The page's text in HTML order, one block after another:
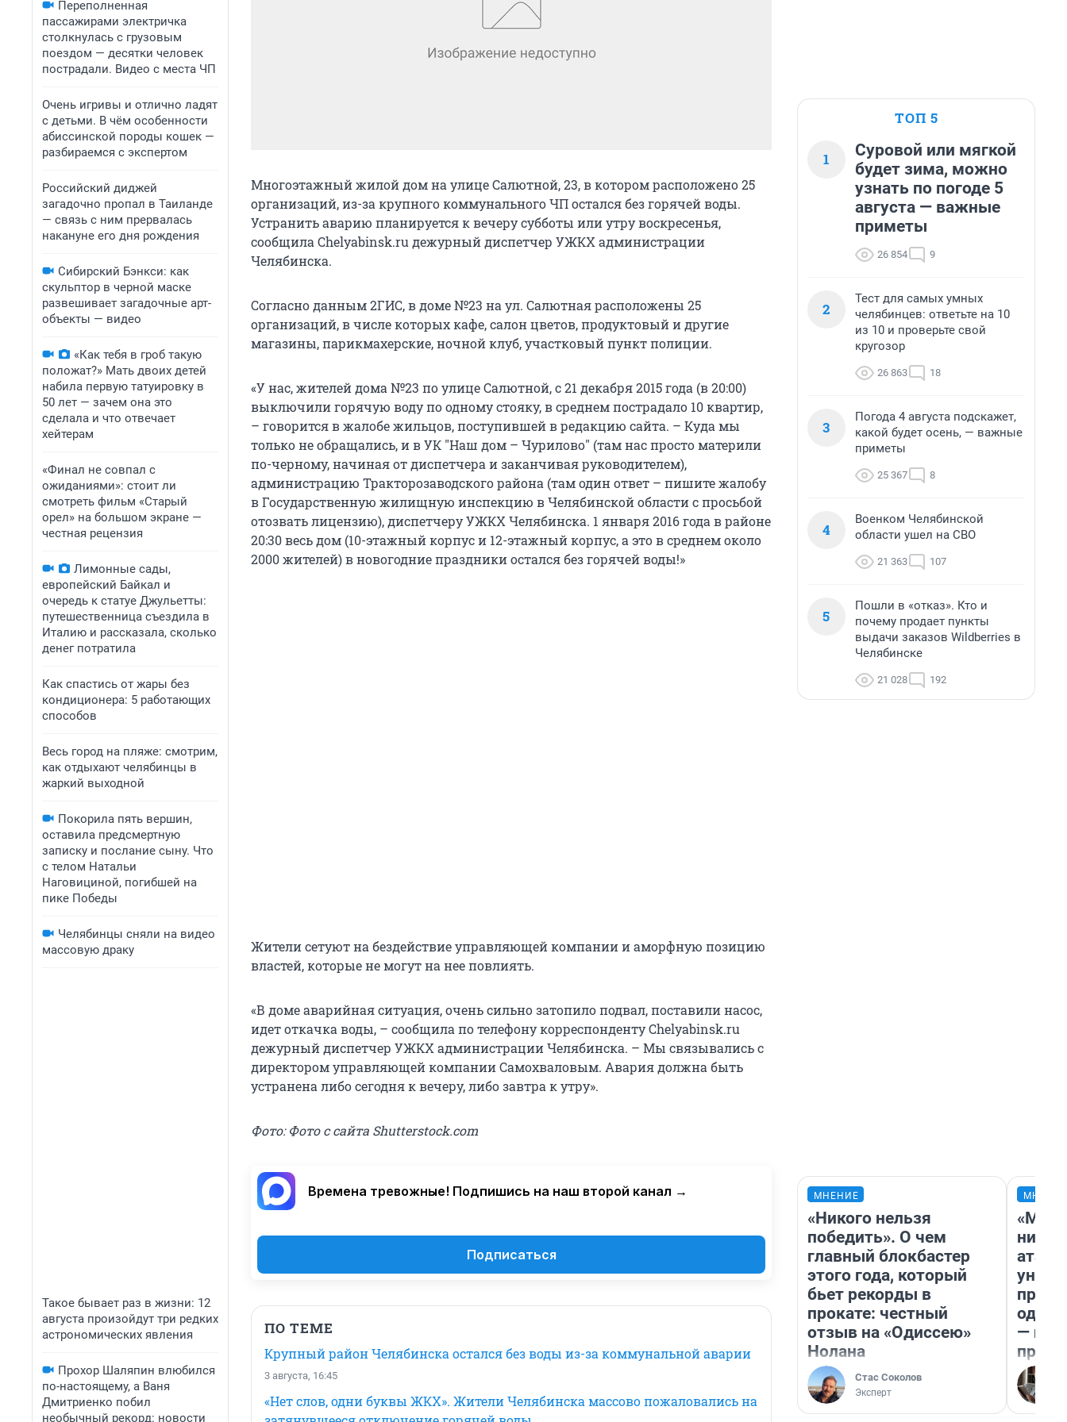
Переполненная
пассажирами электричка
столкнулась с грузовым
поездом — десятки человек
пострадали. Видео с места ЧП
Очень игривы и отлично ладят
с детьми. В чём особенности
абиссинской породы кошек —
разбираемся с экспертом
Российский диджей
загадочно пропал в Таиланде
— связь с ним прервалась
накануне его дня рождения
Сибирский Бэнкси: как
скульптор в черной маске
развешивает загадочные арт-
объекты — видео
«Как тебя в гроб такую
положат?» Мать двоих детей
набила первую татуировку в
50 лет — зачем она это
сделала и что отвечает
хейтерам
«Финал не совпал с
ожиданиями»: стоит ли
смотреть фильм «Старый
орел» на большом экране —
честная рецензия
Лимонные сады,
европейский Байкал и
очередь к статуе Джульетты:
путешественница съездила в
Италию и рассказала, сколько
денег потратила
Как спастись от жары без
кондиционера: 5 работающих
способов
Весь город на пляже: смотрим,
как отдыхают челябинцы в
жаркий выходной
Покорила пять вершин,
оставила предсмертную
записку и послание сыну. Что
с телом Натальи
Наговициной, погибшей на
пике Победы
Челябинцы сняли на видео
массовую драку
Такое бывает раз в жизни: 12
августа произойдут три редких
астрономических явления
Прохор Шаляпин влюбился
по-настоящему, а Ваня
Дмитриенко побил
необычный рекорд: новости
Многоэтажный жилой дом на улице Салютной, 23, в котором расположено 25
организаций, из-за крупного коммунального ЧП остался без горячей воды.
Устранить аварию планируется к вечеру субботы или утру воскресенья,
сообщила Chelyabinsk.ru дежурный диспетчер УЖКХ администрации
Челябинска.
Согласно данным 2ГИС, в доме №23 на ул. Салютная расположены 25
организаций, в числе которых кафе, салон цветов, продуктовый и другие
магазины, парикмахерские, ночной клуб, участковый пункт полиции.
«У нас, жителей дома №23 по улице Салютной, с 21 декабря 2015 года (в 20:00)
выключили горячую воду по одному стояку, в среднем пострадало 10 квартир,
– говорится в жалобе жильцов, поступившей в редакцию сайта. – Куда мы
только не обращались, и в УК "Наш дом – Чурилово" (там нас просто материли
по-черному, начиная от диспетчера и заканчивая руководителем),
администрацию Тракторозаводского района (там один ответ – пишите жалобу
в Государственную жилищную инспекцию в Челябинской области с просьбой
отозвать лицензию), диспетчеру УЖКХ Челябинска. 1 января 2016 года в районе
20:30 весь дом (10-этажный корпус и 12-этажный корпус, а это в среднем около
2000 жителей) в новогодние праздники остался без горячей воды!»
Жители сетуют на бездействие управляющей компании и аморфную позицию
властей, которые не могут на нее повлиять.
«В доме аварийная ситуация, очень сильно затопило подвал, поставили насос,
идет откачка воды, – сообщила по телефону корреспонденту Chelyabinsk.ru
дежурный диспетчер УЖКХ администрации Челябинска. – Мы связывались с
директором управляющей компании Самохваловым. Авария должна быть
устранена либо сегодня к вечеру, либо завтра к утру».
Фото: Фото с сайта Shutterstock.com
Времена тревожные! Подпишись на наш второй канал →
Подписаться
ПО ТЕМЕ
Крупный район Челябинска остался без воды из-за коммунальной аварии
3 августа, 16:45
«Нет слов, одни буквы ЖКХ». Жители Челябинска массово пожаловались на
ТОП 5
1
Суровой или мягкой
будет зима, можно
узнать по погоде 5
августа — важные
приметы
26 854 9
2
Тест для самых умных
челябинцев: ответьте на 10
из 10 и проверьте свой
кругозор
26 863 18
3
Погода 4 августа подскажет,
какой будет осень, — важные
приметы
25 367 8
4
Военком Челябинской
области ушел на СВО
21 363 107
5
Пошли в «отказ». Кто и
почему продает пункты
выдачи заказов Wildberries в
Челябинске
21 028 192
МНЕНИЕ
«Никого нельзя
победить». О чем
главный блокбастер
этого года, который
бьет рекорды в
прокате: честный
отзыв на «Одиссею»
Нолана
Стас Соколов
Эксперт
атаки
—